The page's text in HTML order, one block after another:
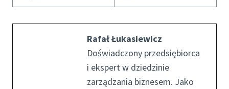
Rafał Łukasiewicz
Doświadczony przedsiębiorca
i ekspert w dziedzinie
zarządzania biznesem. Jako